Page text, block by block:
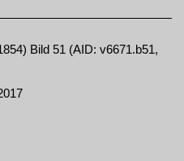
Bild 51 (AID: v6671.b51,